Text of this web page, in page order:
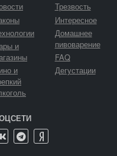
и
и
Трезвость
Интересное
Домашнее
пивоварение
FAQ
Дегустации